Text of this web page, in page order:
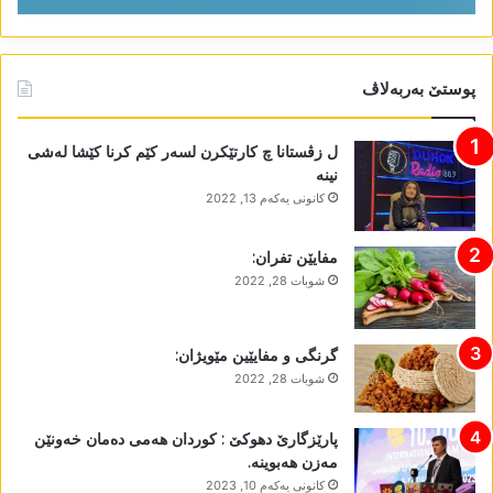
پوستێ بەربەلاڤ
ل زڤستانا چ کارتێکرن لسەر کێم کرنا کێشا لەشی
نینە
كانونی یه‌كه‌م 13, 2022
مفایێن تفران:
شوبات 28, 2022
گرنگی و مفایێین مێویژان:
شوبات 28, 2022
پارێزگارێ دھوکێ : کوردان ھەمی دەمان خەونێن
مەزن ھەبوینە.
كانونی یه‌كه‌م 10, 2023